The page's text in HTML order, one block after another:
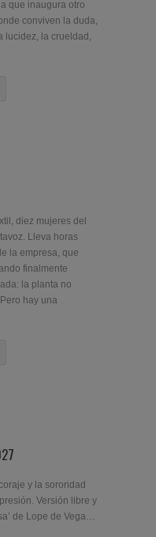
que inaugura otro
conviven la duda,
lucidez, la crueldad,
diez mujeres del
Lleva horas
la empresa, que
finalmente
la planta no
hay una
y la sororidad
Versión libre y
de Lope de Vega…